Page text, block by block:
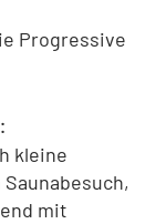
Progressive
kleine
mit